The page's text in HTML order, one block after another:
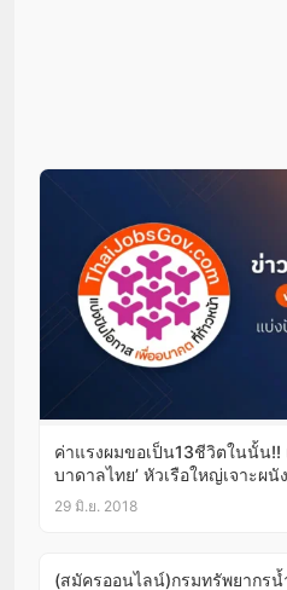
ค่าแรงผมขอเป็น13ชีวิตในนั้น!!
บาดาลไทย’ หัวเรือใหญ่เจาะผ
(คลิป)
29 มิ.ย. 2018
(สมัครออนไลน์)กรมทรัพยากร